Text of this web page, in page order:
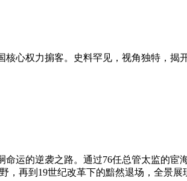
权力掮客。史料罕见，视角独特，揭开
运的逆袭之路。通过76任总管太监的宦
再到19世纪改革下的黯然退场，全景展